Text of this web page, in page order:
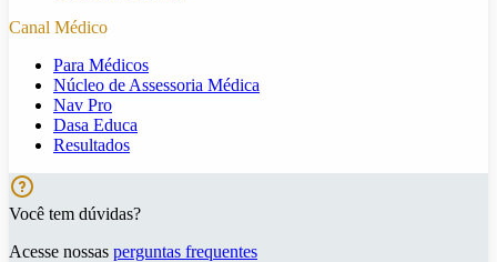
Canal Médico
Para Médicos
Núcleo de Assessoria Médica
Nav Pro
Dasa Educa
Resultados
Você tem dúvidas?
Acesse nossas perguntas frequentes